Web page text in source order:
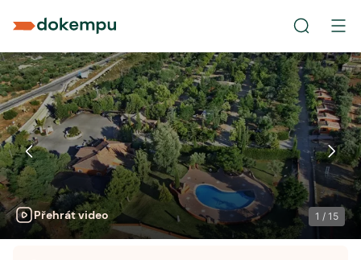
1 / 15
Přehrát video